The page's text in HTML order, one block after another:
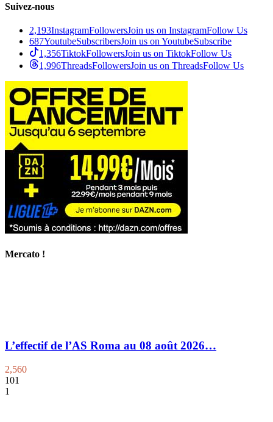
Suivez-nous
2,193InstagramFollowersJoin us on InstagramFollow Us
687YoutubeSubscribersJoin us on YoutubeSubscribe
1,356TiktokFollowersJoin us on TiktokFollow Us
1,996ThreadsFollowersJoin us on ThreadsFollow Us
Mercato !
L’effectif de l’AS Roma au 08 août 2026…
2,560
101
1